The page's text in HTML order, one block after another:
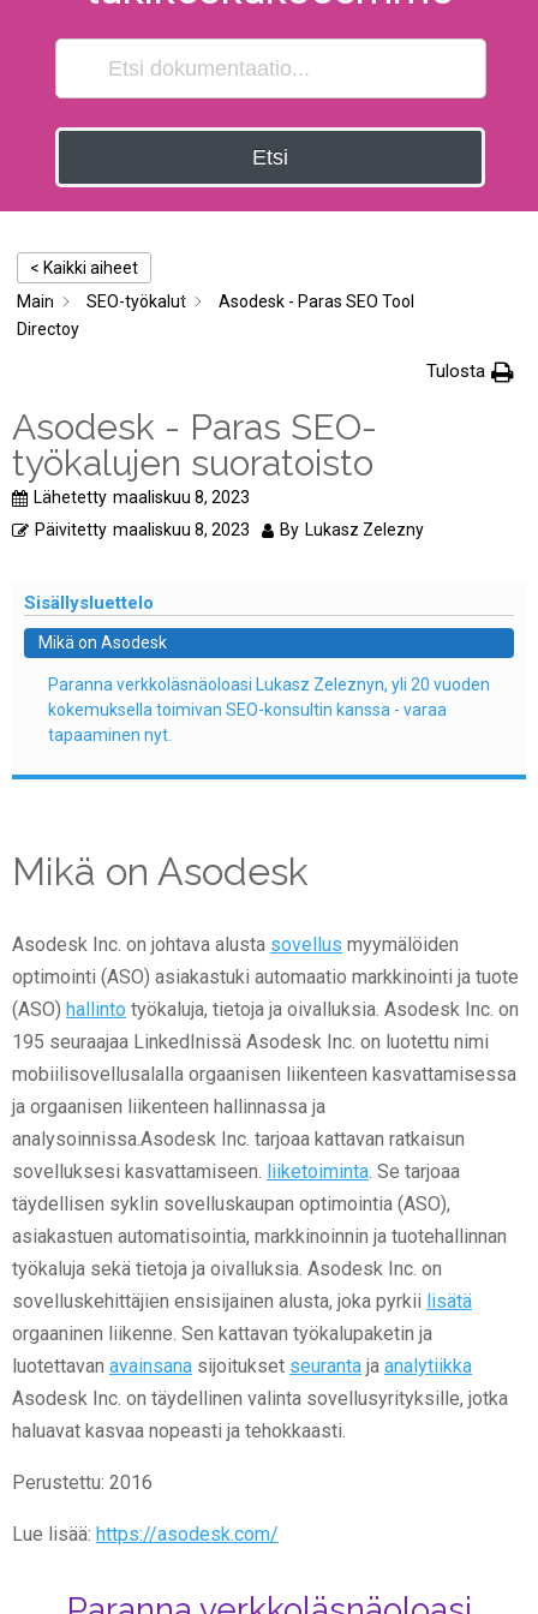
Etsi
< Kaikki aiheet
Main
SEO-työkalut
Asodesk - Paras SEO Tool
Directoy
Tulosta
Asodesk - Paras SEO-
työkalujen suoratoisto
Lähetetty maaliskuu 8, 2023
Päivitetty maaliskuu 8, 2023 By Lukasz Zelezny
Sisällysluettelo
Mikä on Asodesk
Paranna verkkoläsnäoloasi Lukasz Zeleznyn, yli 20 vuoden
kokemuksella toimivan SEO-konsultin kanssa - varaa
tapaaminen nyt.
Mikä on Asodesk
Asodesk Inc. on johtava alusta sovellus myymälöiden
optimointi (ASO) asiakastuki automaatio markkinointi ja tuote
(ASO) hallinto työkaluja, tietoja ja oivalluksia. Asodesk Inc. on
195 seuraajaa LinkedInissä Asodesk Inc. on luotettu nimi
mobiilisovellusalalla orgaanisen liikenteen kasvattamisessa
ja orgaanisen liikenteen hallinnassa ja
analysoinnissa.Asodesk Inc. tarjoaa kattavan ratkaisun
sovelluksesi kasvattamiseen. liiketoiminta. Se tarjoaa
täydellisen syklin sovelluskaupan optimointia (ASO),
asiakastuen automatisointia, markkinoinnin ja tuotehallinnan
työkaluja sekä tietoja ja oivalluksia. Asodesk Inc. on
sovelluskehittäjien ensisijainen alusta, joka pyrkii lisätä
orgaaninen liikenne. Sen kattavan työkalupaketin ja
luotettavan avainsana sijoitukset seuranta ja analytiikka
Asodesk Inc. on täydellinen valinta sovellusyrityksille, jotka
haluavat kasvaa nopeasti ja tehokkaasti.
Perustettu: 2016
Lue lisää: https://asodesk.com/